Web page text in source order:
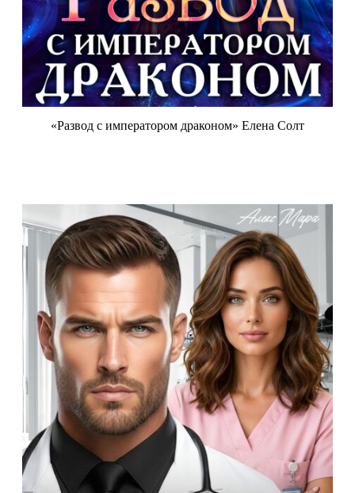
«Развод с императором драконом» Елена Солт